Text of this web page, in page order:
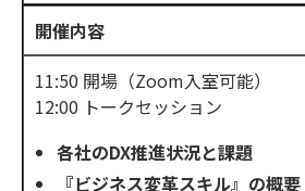
開催内容
11:50 開場（Zoom入室可能）
12:00 トークセッション
各社のDX推進状況と課題
『ビジネス変革スキル』の概要